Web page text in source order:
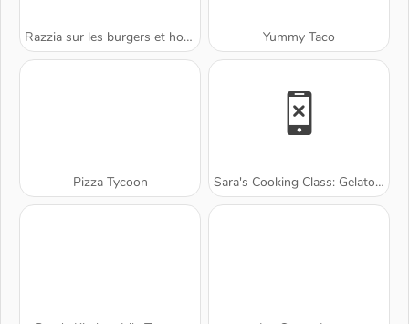
Razzia sur les burgers et hot-dogs Yummy Taco
Pizza Tycoon Sara's Cooking Class: Gelato Sundae